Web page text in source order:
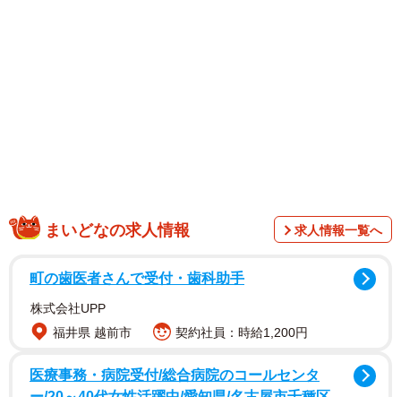
まいどなの求人情報 求人情報一覧へ
町の歯医者さんで受付・歯科助手
株式会社UPP
福井県 越前市
契約社員：時給1,200円
医療事務・病院受付/総合病院のコールセンタ